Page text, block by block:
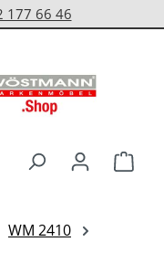
€ EKwert**
WM 2410